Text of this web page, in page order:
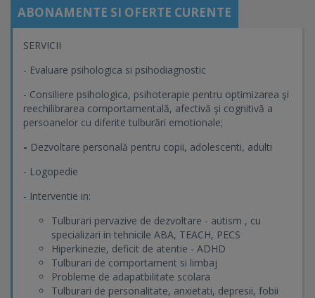
ABONAMENTE SI OFERTE CURENTE
SERVICII
- Evaluare psihologica si psihodiagnostic
- Consiliere psihologica, psihoterapie pentru optimizarea şi
reechilibrarea comportamentală, afectivă şi cognitivă a
persoanelor cu diferite tulburări emotionale;
- Dezvoltare personală pentru copii, adolescenti, adulti
- Logopedie
- Interventie in:
Tulburari pervazive de dezvoltare - autism , cu
specializari in tehnicile ABA, TEACH, PECS
Hiperkinezie, deficit de atentie - ADHD
Tulburari de comportament si limbaj
Probleme de adapatbilitate scolara
Tulburari de personalitate, anxietati, depresii, fobii